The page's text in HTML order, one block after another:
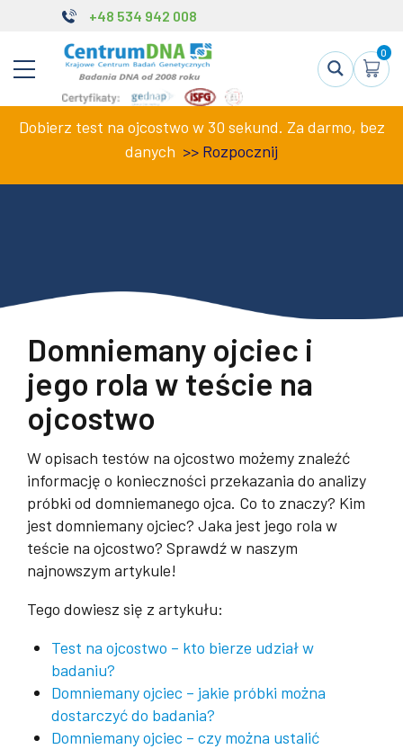
+48 534 942 008
0
Dobierz test na ojcostwo w 30 sekund. Za darmo, bez
danych >> Rozpocznij
Domniemany ojciec i
jego rola w teście na
ojcostwo
W opisach testów na ojcostwo możemy znaleźć
informację o konieczności przekazania do analizy
próbki od domniemanego ojca. Co to znaczy? Kim
jest domniemany ojciec? Jaka jest jego rola w
teście na ojcostwo? Sprawdź w naszym
najnowszym artykule!
Tego dowiesz się z artykułu:
Test na ojcostwo – kto bierze udział w
badaniu?
Domniemany ojciec – jakie próbki można
dostarczyć do badania?
Domniemany ojciec – czy można ustalić